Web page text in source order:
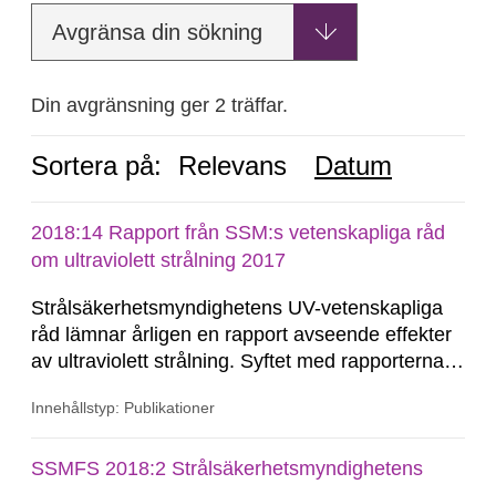
Avgränsa din sökning
Din avgränsning ger 2 träffar.
Sortera på: Relevans Datum
2018:14 Rapport från SSM:s vetenskapliga råd
om ultraviolett strålning 2017
Strålsäkerhetsmyndighetens UV-vetenskapliga
råd lämnar årligen en rapport avseende effekter
av ultraviolett strålning. Syftet med rapporterna
att lämna råd till SSM inom olika områden som
Innehållstyp: Publikationer
SSMFS 2018:2 Strålsäkerhetsmyndighetens